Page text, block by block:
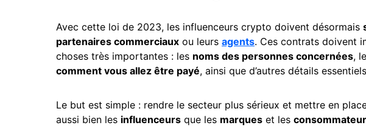
Avec cette loi de 2023, les influenceurs crypto doivent désormais
partenaires commerciaux ou leurs agents. Ces contrats doivent
choses très importantes : les noms des personnes concernées,
comment vous allez être payé, ainsi que d’autres détails
Le but est simple : rendre le secteur plus sérieux et mettre en
aussi bien les influenceurs que les marques et les